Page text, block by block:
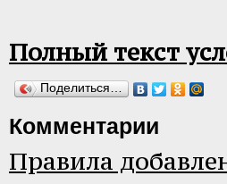
Полный текст
Поделиться…
Комментарии
Правила